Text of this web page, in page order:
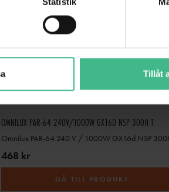
Tillåt
OMNILUX PAR-64 240V/1000W GX16D NSP 300H T
Omnilux PAR-64 240 V / 1000W GX16d NSP
468 kr
GÅ TILL PRODUKT